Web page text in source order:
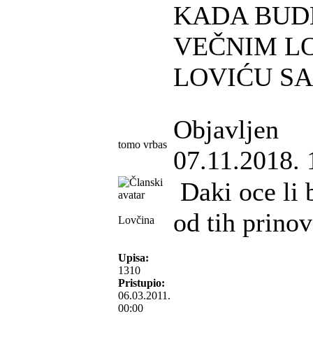
KADA
VEČNIM
LOVIĆU
tomo vrbas
Objavljen
07.11.2018.
Lovčina
Upisa:
1310
Pristupio:
06.03.2011.
00:00
Daki oce li
od tih